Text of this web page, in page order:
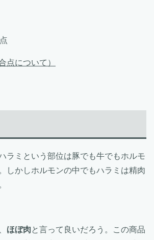
点について）
ラミという部位は豚でも牛でもホルモ
しかしホルモンの中でもハラミは精肉
ほぼ肉と言って良いだろう。この商品